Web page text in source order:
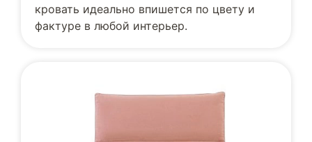
кровать идеально впишется по цвету и
фактуре в любой интерьер.